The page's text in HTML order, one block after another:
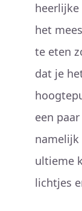
het
te eten
dat je
een
namelijk
ultieme
lichtjes